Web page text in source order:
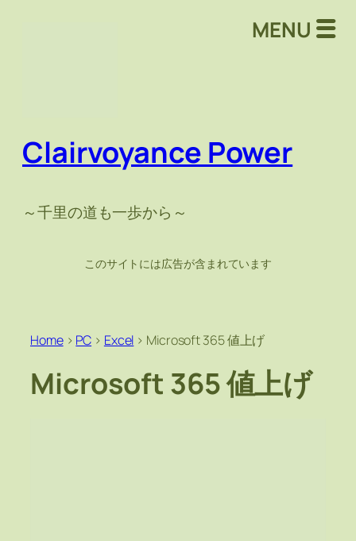
Clairvoyance Power
～千里の道も一歩から～
このサイトには広告が含まれています
Home> PC > Excel > Microsoft 365 値上げ
Microsoft 365 値上げ
MENU